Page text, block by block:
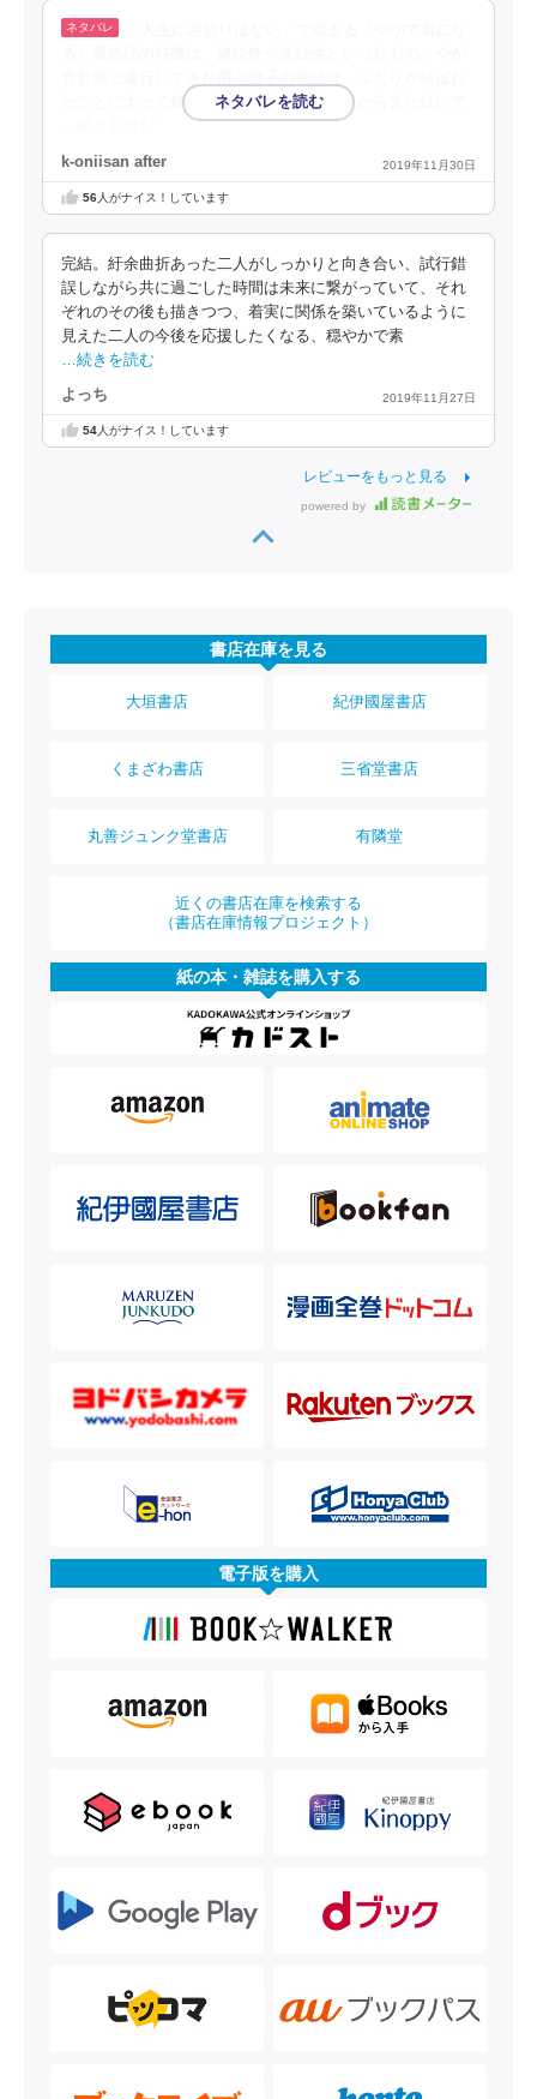
たことによって終わったのではなく、そこからまた続いて
k-oniisan after 2019年11月30日
56人がナイス！しています
完結。紆余曲折あった二人がしっかりと向き合い、試行錯
誤しながら共に過ごした時間は未来に繋がっていて、それ
ぞれのその後も描きつつ、着実に関係を築いているように
見えた二人の今後を応援したくなる、穏やかで素
…続きを読む
よっち 2019年11月27日
54人がナイス！しています
レビューをもっと見る
powered by
書店在庫を見る
大垣書店 紀伊國屋書店
くまざわ書店 三省堂書店
丸善ジュンク堂書店 有隣堂
近くの書店在庫を検索する
（書店在庫情報プロジェクト）
紙の本・雑誌を購入する
電子版を購入